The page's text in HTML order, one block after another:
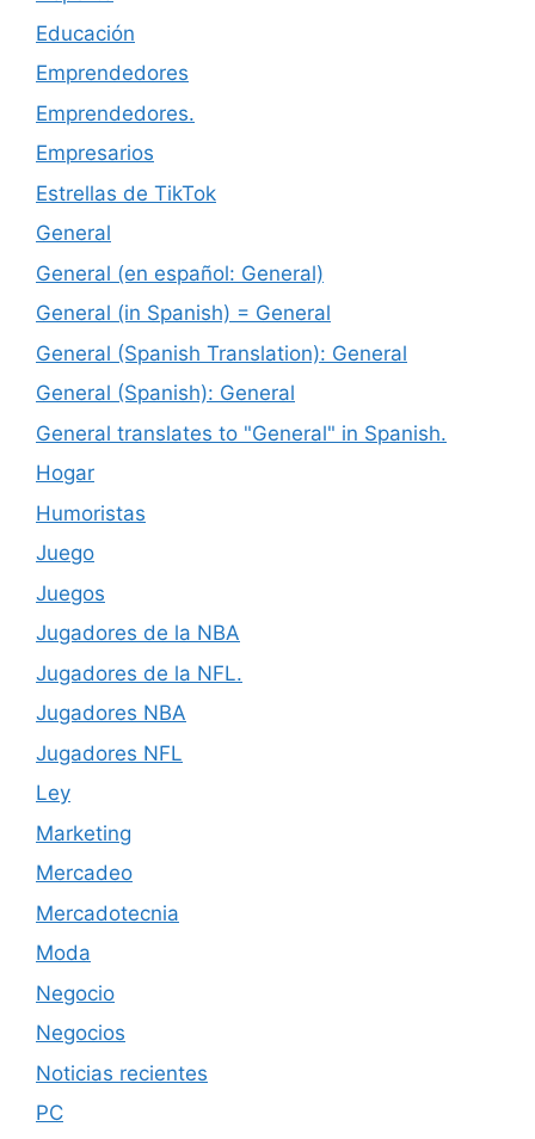
Educación
Emprendedores
Emprendedores.
Empresarios
Estrellas de TikTok
General
General (en español: General)
General (in Spanish) = General
General (Spanish Translation): General
General (Spanish): General
General translates to "General" in Spanish.
Hogar
Humoristas
Juego
Juegos
Jugadores de la NBA
Jugadores de la NFL.
Jugadores NBA
Jugadores NFL
Ley
Marketing
Mercadeo
Mercadotecnia
Moda
Negocio
Negocios
Noticias recientes
PC